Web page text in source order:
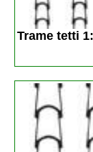
Trame tetti